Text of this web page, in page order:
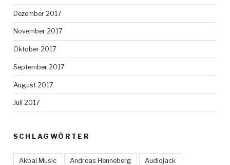
Dezember 2017
November 2017
Oktober 2017
September 2017
August 2017
Juli 2017
SCHLAGWÖRTER
Akbal Music Andreas Henneberg Audiojack